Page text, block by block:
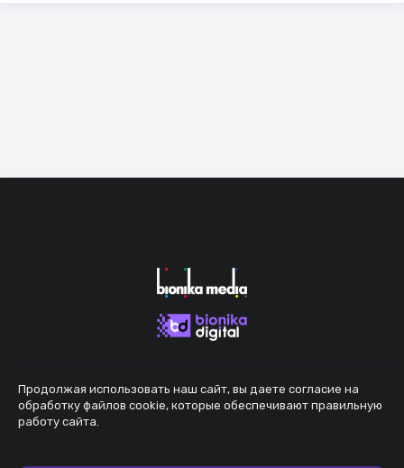
Продолжая использовать наш сайт, вы даете согласие на
обработку файлов cookie, которые обеспечивают правильную
работу сайта.